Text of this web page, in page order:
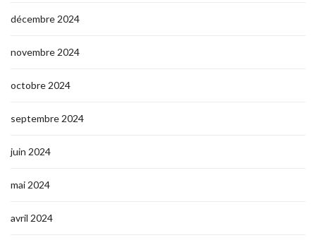
décembre 2024
novembre 2024
octobre 2024
septembre 2024
juin 2024
mai 2024
avril 2024